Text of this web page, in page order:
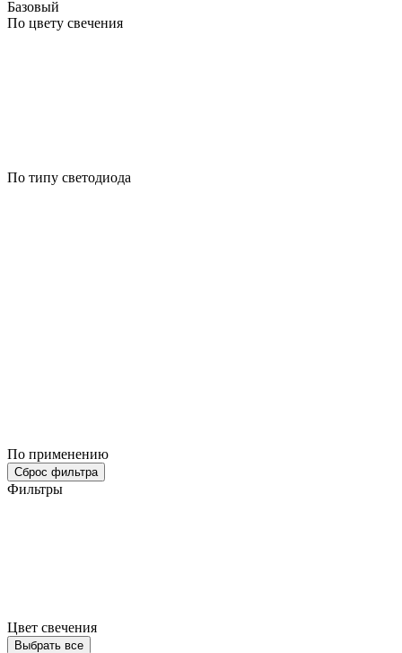
Базовый
По цвету свечения
По типу светодиода
По применению
Сброс фильтра
Фильтры
Цвет свечения
Выбрать все